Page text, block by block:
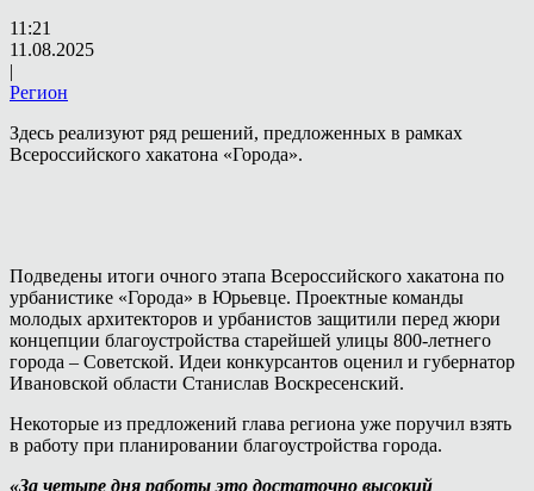
11:21
11.08.2025
|
Регион
Здесь реализуют ряд решений, предложенных в рамках
Всероссийского хакатона «Города».
Подведены итоги очного этапа Всероссийского хакатона по
урбанистике «Города» в Юрьевце. Проектные команды
молодых архитекторов и урбанистов защитили перед жюри
концепции благоустройства старейшей улицы 800-летнего
города – Советской. Идеи конкурсантов оценил и губернатор
Ивановской области Станислав Воскресенский.
Некоторые из предложений глава региона уже поручил взять
в работу при планировании благоустройства города.
«За четыре дня работы это достаточно высокий